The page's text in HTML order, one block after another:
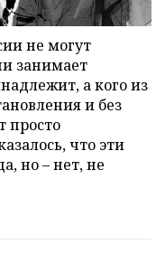
не могут
занимает
а кого из
и без
просто
что эти
но – нет, не